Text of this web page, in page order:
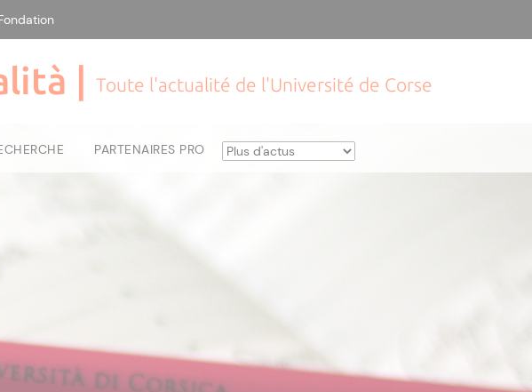
| Toute l'actualité de l'Université de Corse
PARTENAIRES PRO